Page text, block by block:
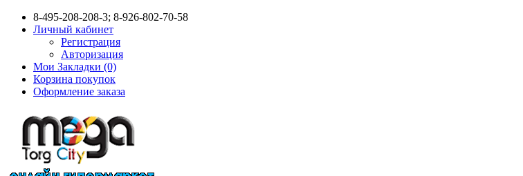
8-495-208-208-3; 8-926-802-70-58
Личный кабинет
Регистрация
Авторизация
Мои Закладки (0)
Корзина покупок
Оформление заказа